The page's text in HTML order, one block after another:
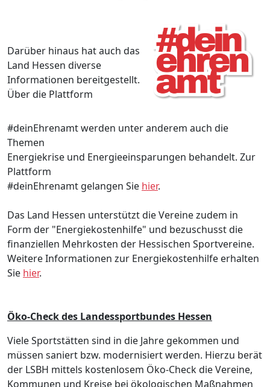
Darüber hinaus hat auch das
Land Hessen diverse
Informationen bereitgestellt.
Über die Plattform
#deinEhrenamt werden unter anderem auch die
Themen
Energiekrise und Energieeinsparungen behandelt. Zur
Plattform
#deinEhrenamt gelangen Sie hier.
Das Land Hessen unterstützt die Vereine zudem in
Form der "Energiekostenhilfe" und bezuschusst die
finanziellen Mehrkosten der Hessischen Sportvereine.
Weitere Informationen zur Energiekostenhilfe erhalten
Sie hier.
Öko-Check des Landessportbundes Hessen
Viele Sportstätten sind in die Jahre gekommen und
müssen saniert bzw. modernisiert werden. Hierzu berät
der LSBH mittels kostenlosem Öko-Check die Vereine,
Kommunen und Kreise bei ökologischen Maßnahmen